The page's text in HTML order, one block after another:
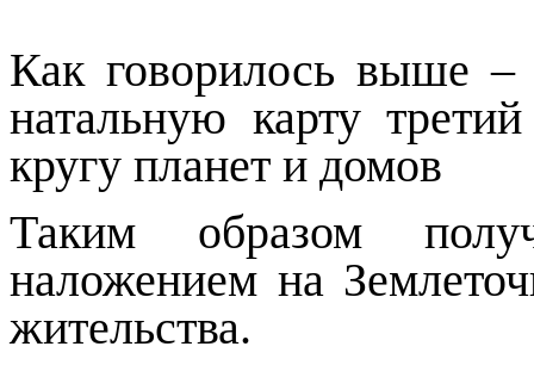
Как говорилось выше –
натальную карту
кругу планет и домов
Таким образом
наложением на
жительства.